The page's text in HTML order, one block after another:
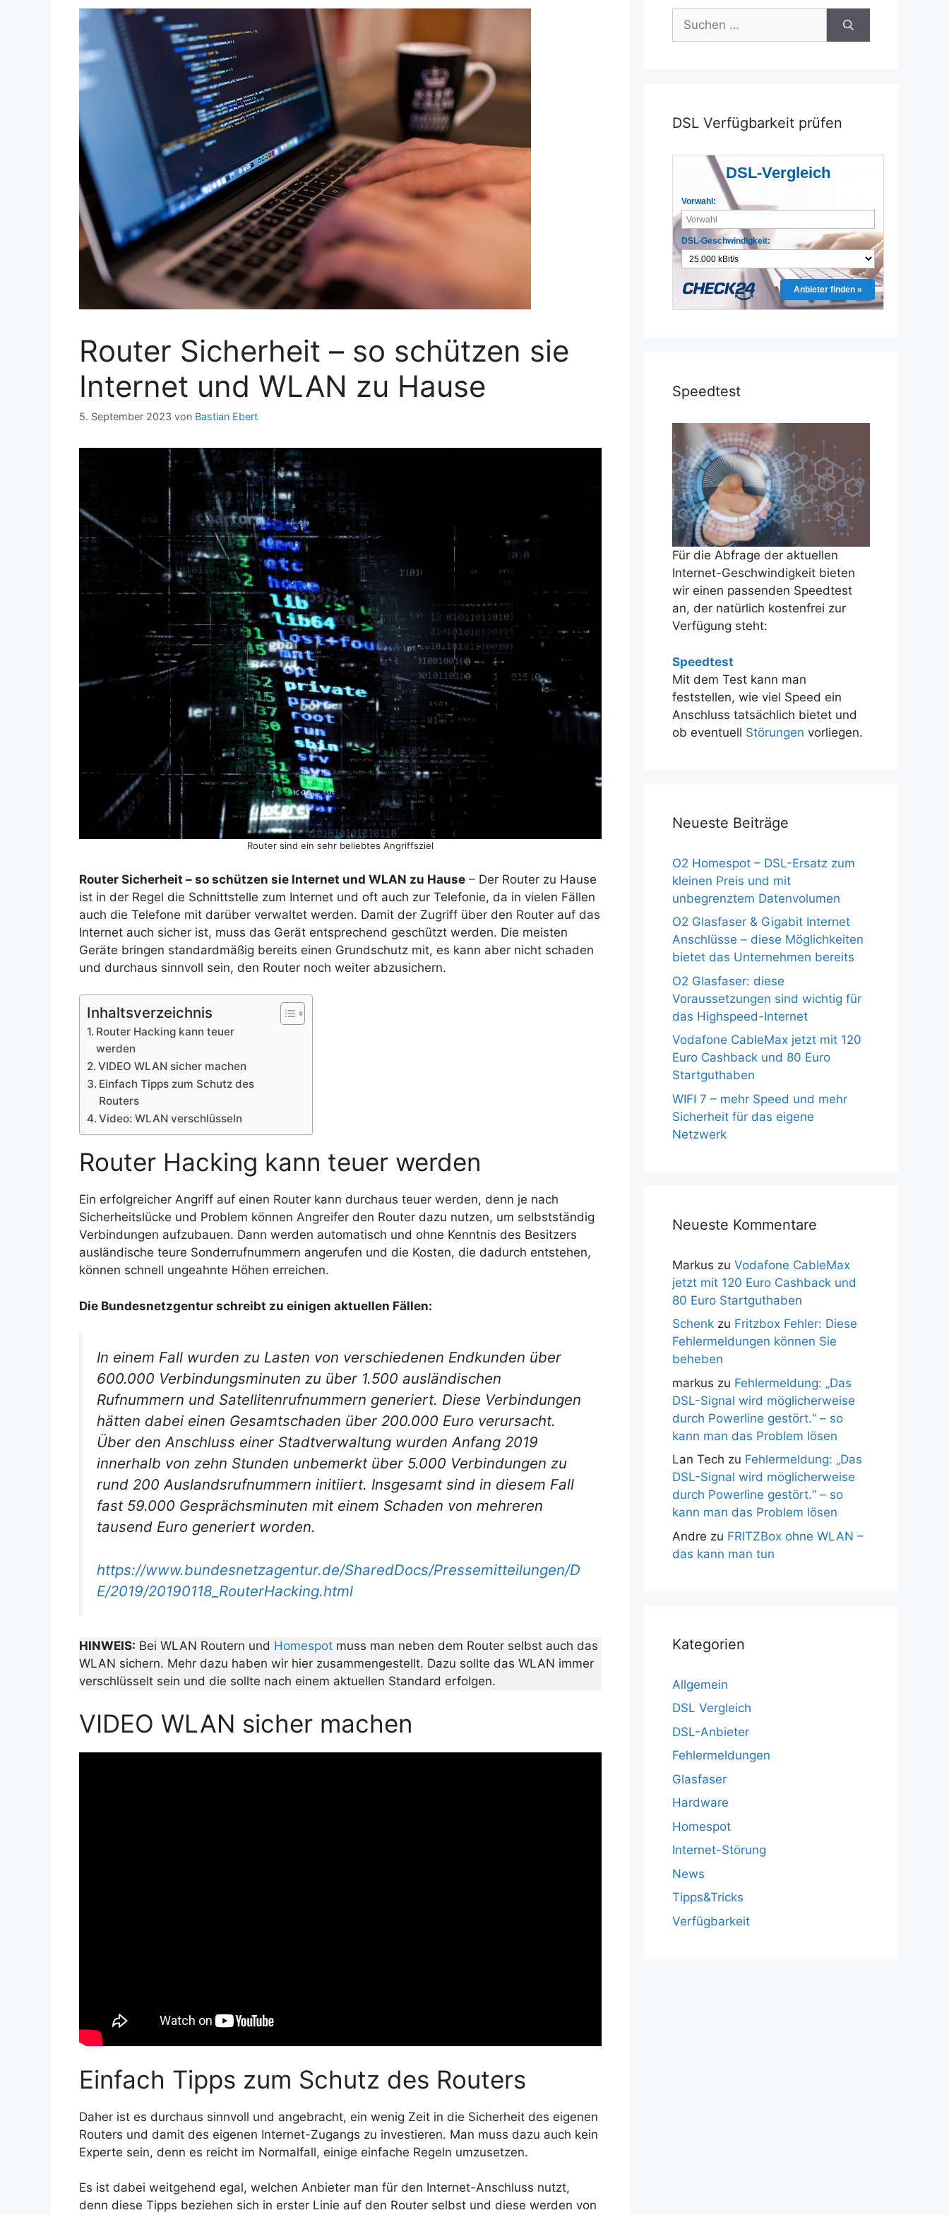
Router Sicherheit – so schützen sie
Internet und WLAN zu Hause
5. September 2023 von Bastian Ebert
Router sind ein sehr beliebtes Angriffsziel
Router Sicherheit – so schützen sie Internet und WLAN zu Hause – Der Router zu Hause
ist in der Regel die Schnittstelle zum Internet und oft auch zur Telefonie, da in vielen Fällen
auch die Telefone mit darüber verwaltet werden. Damit der Zugriff über den Router auf das
Internet auch sicher ist, muss das Gerät entsprechend geschützt werden. Die meisten
Geräte bringen standardmäßig bereits einen Grundschutz mit, es kann aber nicht schaden
und durchaus sinnvoll sein, den Router noch weiter abzusichern.
Inhaltsverzeichnis
Router Hacking kann teuer
werden
VIDEO WLAN sicher machen
Einfach Tipps zum Schutz des
Routers
Video: WLAN verschlüsseln
Router Hacking kann teuer werden
Ein erfolgreicher Angriff auf einen Router kann durchaus teuer werden, denn je nach
Sicherheitslücke und Problem können Angreifer den Router dazu nutzen, um selbstständig
Verbindungen aufzubauen. Dann werden automatisch und ohne Kenntnis des Besitzers
ausländische teure Sonderrufnummern angerufen und die Kosten, die dadurch entstehen,
können schnell ungeahnte Höhen erreichen.
Die Bundesnetzgentur schreibt zu einigen aktuellen Fällen:
In einem Fall wurden zu Lasten von verschiedenen Endkunden über
600.000 Verbindungsminuten zu über 1.500 ausländischen
Rufnummern und Satellitenrufnummern generiert. Diese Verbindungen
hätten dabei einen Gesamtschaden über 200.000 Euro verursacht.
Über den Anschluss einer Stadtverwaltung wurden Anfang 2019
innerhalb von zehn Stunden unbemerkt über 5.000 Verbindungen zu
rund 200 Auslandsrufnummern initiiert. Insgesamt sind in diesem Fall
fast 59.000 Gesprächsminuten mit einem Schaden von mehreren
tausend Euro generiert worden.
https://www.bundesnetzagentur.de/SharedDocs/Pressemitteilungen/D
E/2019/20190118_RouterHacking.html
HINWEIS: Bei WLAN Routern und Homespot muss man neben dem Router selbst auch das
WLAN sichern. Mehr dazu haben wir hier zusammengestellt. Dazu sollte das WLAN immer
verschlüsselt sein und die sollte nach einem aktuellen Standard erfolgen.
VIDEO WLAN sicher machen
Einfach Tipps zum Schutz des Routers
Daher ist es durchaus sinnvoll und angebracht, ein wenig Zeit in die Sicherheit des eigenen
Routers und damit des eigenen Internet-Zugangs zu investieren. Man muss dazu auch kein
Experte sein, denn es reicht im Normalfall, einige einfache Regeln umzusetzen.
Es ist dabei weitgehend egal, welchen Anbieter man für den Internet-Anschluss nutzt,
denn diese Tipps beziehen sich in erster Linie auf den Router selbst und diese werden von
Suchen
nach:
DSL Verfügbarkeit prüfen
DSL-Vergleich
Vorwahl:
DSL-Geschwindigkeit:
Anbieter finden »
Speedtest
Für die Abfrage der aktuellen
Internet-Geschwindigkeit bieten
wir einen passenden Speedtest
an, der natürlich kostenfrei zur
Verfügung steht:
Speedtest
Mit dem Test kann man
feststellen, wie viel Speed ein
Anschluss tatsächlich bietet und
ob eventuell Störungen vorliegen.
Neueste Beiträge
O2 Homespot – DSL-Ersatz zum
kleinen Preis und mit
unbegrenztem Datenvolumen
O2 Glasfaser & Gigabit Internet
Anschlüsse – diese Möglichkeiten
bietet das Unternehmen bereits
O2 Glasfaser: diese
Voraussetzungen sind wichtig für
das Highspeed-Internet
Vodafone CableMax jetzt mit 120
Euro Cashback und 80 Euro
Startguthaben
WIFI 7 – mehr Speed und mehr
Sicherheit für das eigene
Netzwerk
Neueste Kommentare
Markus zu Vodafone CableMax
jetzt mit 120 Euro Cashback und
80 Euro Startguthaben
Schenk zu Fritzbox Fehler: Diese
Fehlermeldungen können Sie
beheben
markus zu Fehlermeldung: „Das
DSL-Signal wird möglicherweise
durch Powerline gestört.“ – so
kann man das Problem lösen
Lan Tech zu Fehlermeldung: „Das
DSL-Signal wird möglicherweise
durch Powerline gestört.“ – so
kann man das Problem lösen
Andre zu FRITZBox ohne WLAN –
das kann man tun
Kategorien
Allgemein
DSL Vergleich
DSL-Anbieter
Fehlermeldungen
Glasfaser
Hardware
Homespot
Internet-Störung
News
Tipps&Tricks
Verfügbarkeit